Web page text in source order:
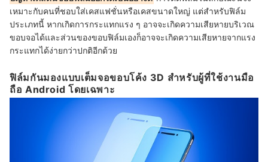
เหมาะกับคนที่ชอบใส่เคสแฟชั่นหรือเคสขนาดใหญ่ แต่สำหรับฟิล์ม
ประเภทนี้ หากเกิดการกระแทกแรง ๆ อาจจะเกิดความเสียหายบริเวณ
ขอบจอได้และส่วนของขอบฟิล์มเองก็อาจจะเกิดความเสียหายจากแรง
กระแทกได้ง่ายกว่าปกติอีกด้วย
ฟิล์มกันมองแบบเต็มจอขอบโค้ง 3D สำหรับผู้ที่ใช้งานมือ
ถือ Android โดยเฉพาะ